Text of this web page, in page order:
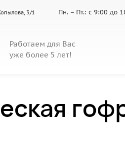
3/1 Пн. – Пт.: с 9:00 до
Работаем для Вас
уже более 5 лет!